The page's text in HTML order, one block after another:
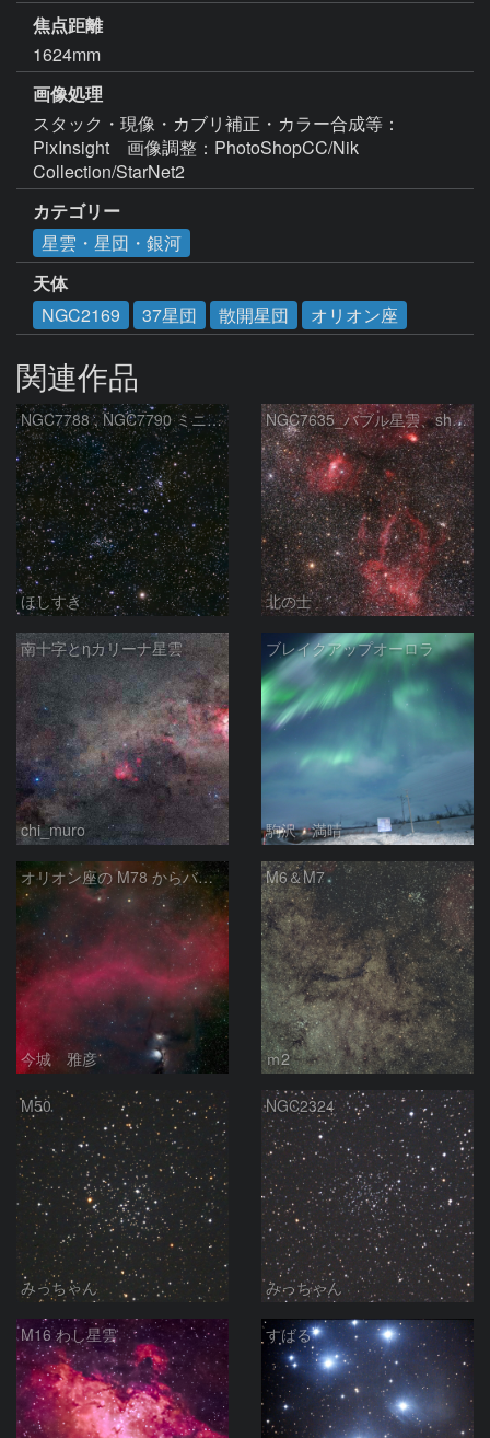
焦点距離
1624mm
画像処理
スタック・現像・カブリ補正・カラー合成等：
PixInsight　画像調整：PhotoShopCC/Nik
Collection/StarNet2
カテゴリー
星雲・星団・銀河
天体
NGC2169
37星団 散開星団 オリオン座
関連作品
NGC7788 , NGC7790 ミニ二重星団
ほしすき
NGC7635_バブル星雲、sh2-157_くわがた星雲
北の士
南十字とηカリーナ星雲
chi_muro
ブレイクアップオーロラ
駒沢 満晴
オリオン座の M78 からバーナードループをまたいで LDN1622あたり
今城 雅彦
M6＆M7
ｍ2
M50
みっちゃん
NGC2324
みっちゃん
M16 わし星雲 すばる